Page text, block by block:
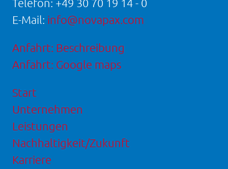
Telefon: +49 30 70 19 14 - 0
E-Mail: info@novapax.com
Anfahrt: Beschreibung
Anfahrt: Google maps
Start
Unternehmen
Leistungen
Nachhaltigkeit/Zukunft
Karriere